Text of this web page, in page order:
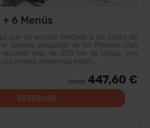
6 Menús
que da acceso ilimitado a las pistas de
dominio esquiable de los Pirineos. Con
más de 200 km de pistas, con
niveles, modernas instal...
desde 447,60 €
RESERVAR